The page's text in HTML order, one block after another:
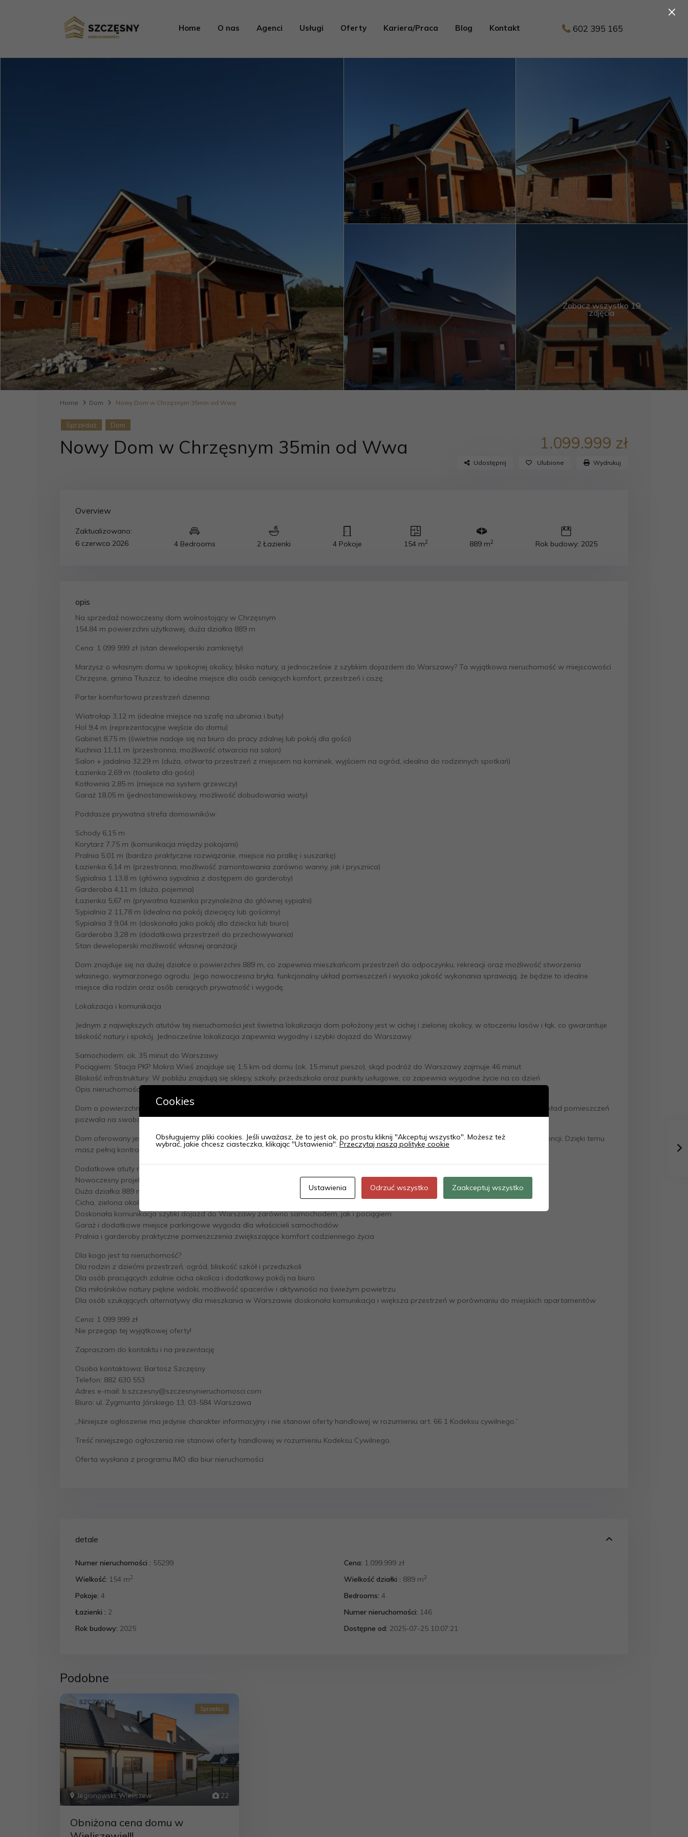
Home O nas Agenci Usługi Oferty Kariera/Praca Blog Kontakt 602 395 165
Zobacz wszystko 19
zdjęcia
Home Dom Nowy Dom w Chrzęsnym 35min od Wwa
Sprzedaż Dom
Nowy Dom w Chrzęsnym 35min od Wwa 1.099.999 zł
Udostępnij Ulubione Wydrukuj
Overview
Zaktualizowano:
6 czerwca 2026
4 Bedrooms 2 Łazienki 4 Pokoje 154 m2 889 m2 Rok budowy: 2025
opis
Na sprzedaż nowoczesny dom wolnostojący w Chrzęsnym
154,84 m powierzchni użytkowej, duża działka 889 m
Cena: 1 099 999 zł (stan deweloperski zamknięty)
Marzysz o własnym domu w spokojnej okolicy, blisko natury, a jednocześnie z szybkim dojazdem do Warszawy? Ta wyjątkowa nieruchomość w miejscowości
Chrzęsne, gmina Tłuszcz, to idealne miejsce dla osób ceniących komfort, przestrzeń i ciszę.
Parter komfortowa przestrzeń dzienna:
Wiatrołap 3,12 m (idealne miejsce na szafę na ubrania i buty)
Hol 9,4 m (reprezentacyjne wejście do domu)
Gabinet 8,75 m (świetnie nadaje się na biuro do pracy zdalnej lub pokój dla gości)
Kuchnia 11,11 m (przestronna, możliwość otwarcia na salon)
Salon + jadalnia 32,29 m (duża, otwarta przestrzeń z miejscem na kominek, wyjściem na ogród, idealna do rodzinnych spotkań)
Łazienka 2,69 m (toaleta dla gości)
Kotłownia 2,85 m (miejsce na system grzewczy)
Garaż 18,05 m (jednostanowiskowy, możliwość dobudowania wiaty)
Poddasze prywatna strefa domowników:
Schody 6,15 m
Korytarz 7,75 m (komunikacja między pokojami)
Pralnia 5,01 m (bardzo praktyczne rozwiązanie, miejsce na pralkę i suszarkę)
Łazienka 6,14 m (przestronna, możliwość zamontowania zarówno wanny, jak i prysznica)
Sypialnia 1 13,8 m (główna sypialnia z dostępem do garderoby)
Garderoba 4,11 m (duża, pojemna)
Łazienka 5,67 m (prywatna łazienka przynależna do głównej sypialni)
Sypialnia 2 11,78 m (idealna na pokój dziecięcy lub gościnny)
Sypialnia 3 9,04 m (doskonała jako pokój dla dziecka lub biuro)
Garderoba 3,28 m (dodatkowa przestrzeń do przechowywania)
Stan deweloperski możliwość własnej aranżacji
Dom znajduje się na dużej działce o powierzchni 889 m, co zapewnia mieszkańcom przestrzeń do odpoczynku, rekreacji oraz możliwość stworzenia
własnego, wymarzonego ogrodu. Jego nowoczesna bryła, funkcjonalny układ pomieszczeń i wysoka jakość wykonania sprawiają, że będzie to idealne
miejsce dla rodzin oraz osób ceniących prywatność i wygodę.
Lokalizacja i komunikacja
Jednym z największych atutów tej nieruchomości jest świetna lokalizacja dom położony jest w cichej i zielonej okolicy, w otoczeniu lasów i łąk, co gwarantuje
bliskość natury i spokój. Jednocześnie lokalizacja zapewnia wygodny i szybki dojazd do Warszawy:
Samochodem: ok. 35 minut do Warszawy
Pociągiem: Stacja PKP Mokra Wieś znajduje się 1,5 km od domu (ok. 15 minut pieszo), skąd podróż do Warszawy zajmuje 46 minut
Bliskość infrastruktury: W pobliżu znajdują się sklepy, szkoły, przedszkola oraz punkty usługowe, co zapewnia wygodne życie na co dzień
Opis nieruchomości
Dom o powierzchni użytkowej 154,84 m (powierzchnia całkowita 234,82 m) został zaprojektowany z myślą o komforcie i funkcjonalności. Układ pomieszczeń
pozwala na swobodę aranżacji i spełni oczekiwania nawet najbardziej wymagających klientów.
Dom oferowany jest w stanie deweloperskim zamkniętym, co oznacza, że przyszły właściciel może wykończyć go według własnych preferencji. Dzięki temu
masz pełną kontrolę nad wyborem podłóg, kolorów ścian, wyposażenia łazienek i kuchni.
Dodatkowe atuty nieruchomości:
Nowoczesny projekt funkcjonalny i przestronny układ pomieszczeń
Duża działka 889 m, co daje wiele możliwości zagospodarowania
Cicha, zielona okolica lasy i łąki w pobliżu, idealne dla miłośników natury
Doskonała komunikacja szybki dojazd do Warszawy zarówno samochodem, jak i pociągiem
Garaż i dodatkowe miejsce parkingowe wygoda dla właścicieli samochodów
Pralnia i garderoby praktyczne pomieszczenia zwiększające komfort codziennego życia
Dla kogo jest ta nieruchomość?
Dla rodzin z dziećmi przestrzeń, ogród, bliskość szkół i przedszkoli
Dla osób pracujących zdalnie cicha okolica i dodatkowy pokój na biuro
Dla miłośników natury piękne widoki, możliwość spacerów i aktywności na świeżym powietrzu
Dla osób szukających alternatywy dla mieszkania w Warszawie doskonała komunikacja i większa przestrzeń w porównaniu do miejskich apartamentów
Cena: 1 099 999 zł
Nie przegap tej wyjątkowej oferty!
Zapraszam do kontaktu i na prezentację
Osoba kontaktowa: Bartosz Szczęsny
Telefon: 882 630 553
Adres e-mail: b.szczesny@szczesnynieruchomosci.com
Biuro: ul. Zygmunta Jórskiego 13, 03-584 Warszawa
„Niniejsze ogłoszenie ma jedynie charakter informacyjny i nie stanowi oferty handlowej w rozumieniu art. 66 1 Kodeksu cywilnego.”
Treść niniejszego ogłoszenia nie stanowi oferty handlowej w rozumieniu Kodeksu Cywilnego.
Oferta wysłana z programu IMO dla biur nieruchomości
detale
Numer nieruchomości : 55299 Cena: 1.099.999 zł
Wielkość: 154 m2 Wielkość działki : 889 m2
Pokoje: 4 Bedrooms: 4
Łazienki : 2 Numer nieruchomości: 146
Rok budowy: 2025 Dostępne od: 2025-07-25 10:07:21
Podobne
22
legionowski,Wieliszew
Sprzedaż
Obniżona cena domu w
×
Cookies
Obsługujemy pliki cookies. Jeśli uważasz, że to jest ok, po prostu kliknij "Akceptuj wszystko". Możesz też
wybrać, jakie chcesz ciasteczka, klikając "Ustawienia". Przeczytaj naszą politykę cookie
Ustawienia Odrzuć wszystko Zaakceptuj wszystko